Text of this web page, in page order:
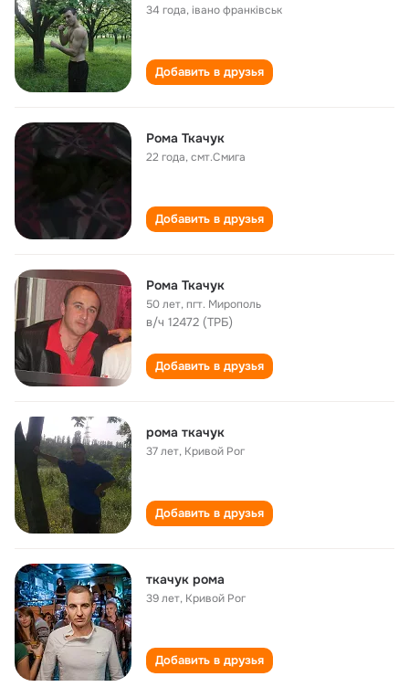
34 года, івано франківськ
Добавить в друзья
Рома Ткачук
22 года,смт.Смига
Добавить в друзья
Рома Ткачук
50 лет,пгт. Мирополь
в/ч 12472 (ТРБ)
Добавить в друзья
рома ткачук
37 лет, Кривой Рог
Добавить в друзья
ткачук рома
39 лет, Кривой Рог
Добавить в друзья